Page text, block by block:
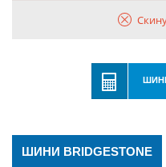
ШИНИ BRIDGESTONE